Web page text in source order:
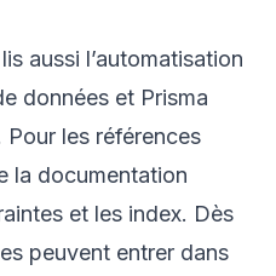
aussi l’automatisation
données et Prisma
Pour les références
la documentation
et les index. Dès
peuvent entrer dans